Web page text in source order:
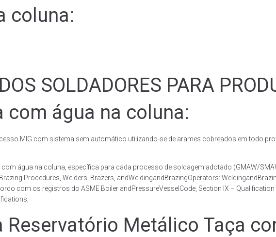
coluna:
SOLDADORES PARA
com água na coluna:
MIG com sistema semiautomático utilizando-se de arames cobreados em todo
água na coluna, específica para cada processo de soldagem adotado (GMAW/
Procedures, Welders, Brazers, andWeldingandBrazingOperators:
com os registros do ASME Boiler andPressureVesselCode, Section IX –
Reservatório Metálico Taça